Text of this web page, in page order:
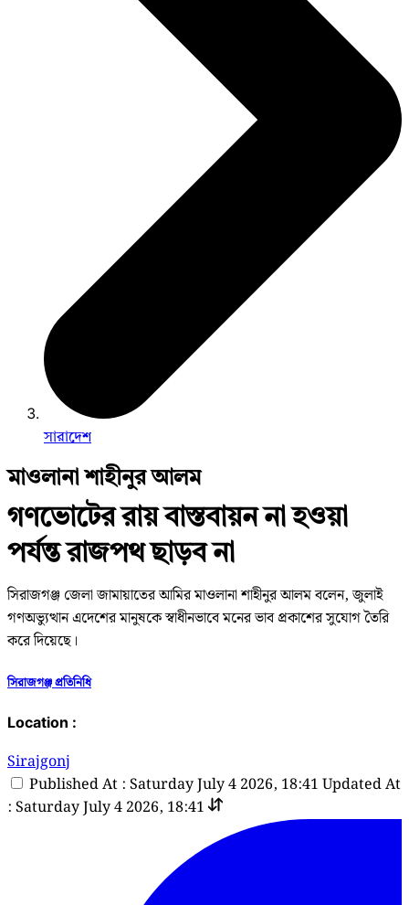
সারাদেশ
মাওলানা শাহীনুর আলম
গণভোটের রায় বাস্তবায়ন না হওয়া
পর্যন্ত রাজপথ ছাড়ব না
সিরাজগঞ্জ জেলা জামায়াতের আমির মাওলানা শাহীনুর আলম বলেন, জুলাই
গণঅভ্যুত্থান এদেশের মানুষকে স্বাধীনভাবে মনের ভাব প্রকাশের সুযোগ তৈরি
করে দিয়েছে।
সিরাজগঞ্জ প্রতিনিধি
Location :
Sirajgonj
Published At : Saturday July 4 2026, 18:41 Updated At
: Saturday July 4 2026, 18:41